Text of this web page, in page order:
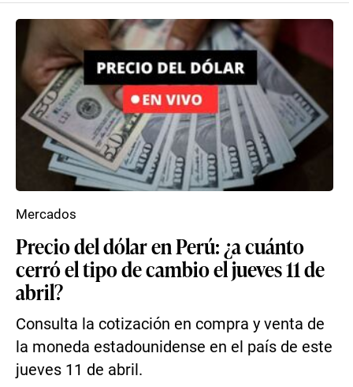
Precio del dólar en Perú: ¿a cuánto
cerró el tipo de cambio el jueves 11 de
abril?
Consulta la cotización en compra y venta de
la moneda estadounidense en el país de este
jueves 11 de abril.
Mercados